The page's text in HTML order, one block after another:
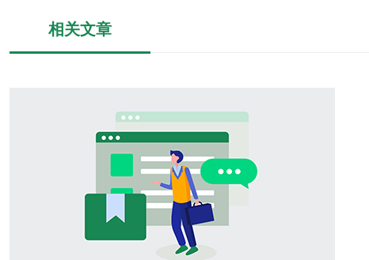
相关文章